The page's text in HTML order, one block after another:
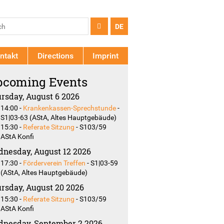
DE
Directions Imprint
Events
August 6 2026
14:00 - Krankenkassen-Sprechstunde -
S1|03-63 (AStA, Altes Hauptgebäude)
15:30 - Referate Sitzung -S103/59
AStA Konfi
August 12 2026
17:30 - Förderverein Treffen -S1|03-59
(AStA, Altes Hauptgebäude)
August 20 2026
15:30 - Referate Sitzung -S103/59
AStA Konfi